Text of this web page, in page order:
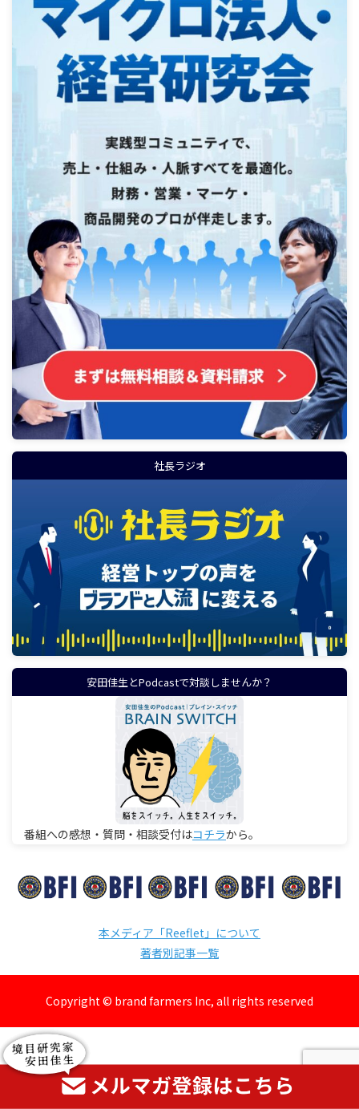
社長ラジオ
安田佳生とPodcastで対談しませんか？
番組への感想・質問・相談受付はコチラから。
本メディア「Reeflet」について
著者別記事一覧
Copyright © brand farmers Inc, all rights reserved